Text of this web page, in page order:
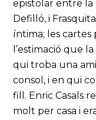
epistolar entre la
Defilló, i
íntima; les cartes
l’estimació que
qui troba una
consol, i en qui
fill. Enric Casals
molt per casa i